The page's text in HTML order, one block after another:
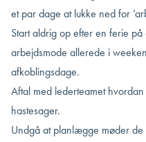
et par dage at lukke ned for
Start aldrig op efter en ferie
arbejdsmode allerede i
afkoblingsdage.
Aftal med lederteamet
hastesager.
Undgå at planlægge møder de